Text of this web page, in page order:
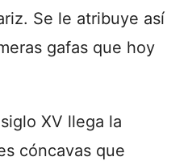
Se le atribuye así
gafas que hoy
XV llega la
cóncavas que